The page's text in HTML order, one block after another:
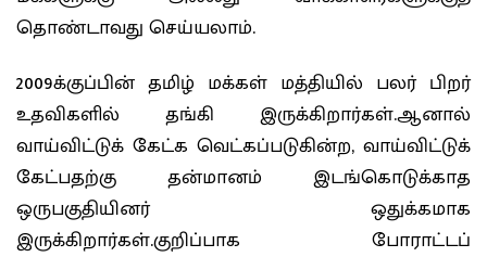
தொண்டாவது செய்யலாம்.
2009க்குப்பின் தமிழ் மக்கள் மத்தியில் பலர் பிறர்
உதவிகளில் தங்கி இருக்கிறார்கள்.ஆனால்
வாய்விட்டுக் கேட்க வெட்கப்படுகின்ற, வாய்விட்டுக்
கேட்பதற்கு தன்மானம் இடங்கொடுக்காத
ஒருபகுதியினர் ஒதுக்கமாக
இருக்கிறார்கள்.குறிப்பாக போராட்டப்